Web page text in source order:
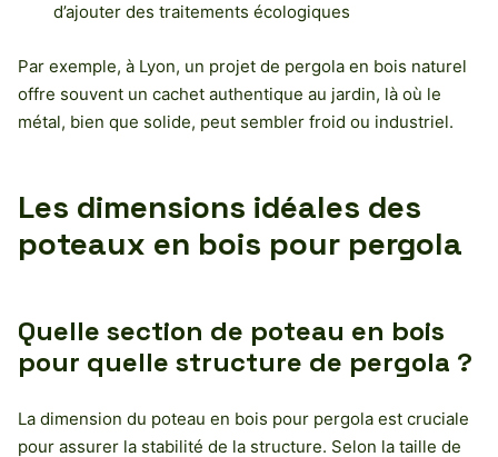
d’ajouter des traitements écologiques
Par exemple, à Lyon, un projet de pergola en bois naturel
offre souvent un cachet authentique au jardin, là où le
métal, bien que solide, peut sembler froid ou industriel.
Les dimensions idéales des
poteaux en bois pour pergola
Quelle section de poteau en bois
pour quelle structure de pergola ?
La dimension du poteau en bois pour pergola est cruciale
pour assurer la stabilité de la structure. Selon la taille de